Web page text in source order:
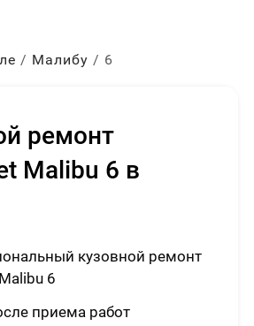
Малибу 6
ремонт
Malibu 6 в
кузовной ремонт
6
приема работ